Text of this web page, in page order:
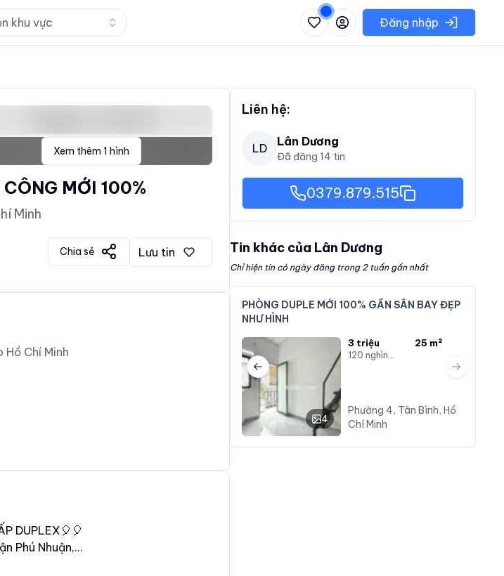
khu vực Nhấn để mở danh sách các khu vực có thể chọnĐăng nhập
Xem thêm1 hình
MỚI 100%
Minh
Chia sẻ Lưu tin
Hồ Chí Minh
DUPLEX🎈🎈
Phú Nhuận,...
Liên hệ:
LD Lân Dương
Đã đăng 14 tin
0379.879.515
Tin khác của Lân Dương
Chỉ hiện tin có ngày đăng trong 2 tuần gần nhất
PHÒNG DUPLE MỚI 100% GẦN SÂN BAY ĐẸP
NHƯ HÌNH
4
3 triệu
25 m²
Phường 4, Tân Bình, Hồ
Chí Minh
Previous slide Next slide